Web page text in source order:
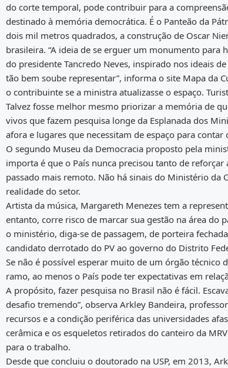
do corte temporal, pode contribuir para a
destinado à memória democrática. É o Panteão da
dois mil metros quadrados, a construção de Oscar
brasileira. “A ideia de se erguer um monumento
do presidente Tancredo Neves, inspirado nos ideais
tão bem soube representar”, informa o site Mapa da
o contribuinte se a ministra atualizasse o espaço.
Talvez fosse melhor mesmo priorizar a memória de
vivos que fazem pesquisa longe da Esplanada dos
afora e lugares que necessitam de espaço para
O segundo Museu da Democracia proposto pela
importa é que o País nunca precisou tanto de
passado mais remoto. Não há sinais do Ministério da
realidade do setor.
Artista da música, Margareth Menezes tem a
entanto, corre risco de marcar sua gestão na área
o ministério, diga-se de passagem, de porteira
candidato derrotado do PV ao governo do Distrito
Se não é possível esperar muito de um órgão
ramo, ao menos o País pode ter expectativas em
A propósito, fazer pesquisa no Brasil não é fácil.
desafio tremendo”, observa Arkley Bandeira,
recursos e a condição periférica das universidades
cerâmica e os esqueletos retirados do canteiro da
para o trabalho.
Desde que concluiu o doutorado na USP, em 2013,